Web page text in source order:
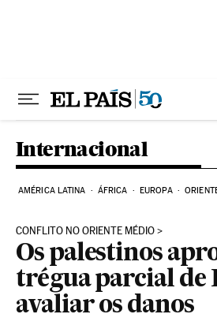
Internacional
AMÉRICA LATINA ÁFRICA EUROPA
CONFLITO NO ORIENTE MÉDIO
Os palestinos
trégua parcial de
avaliar os danos